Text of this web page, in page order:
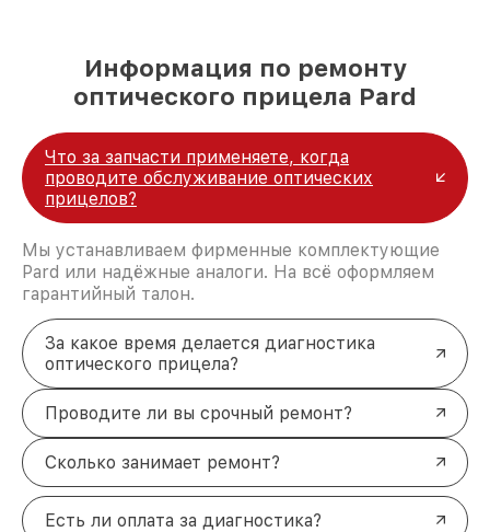
Информация по ремонту
оптического прицела Pard
Что за запчасти применяете, когда
проводите обслуживание оптических
прицелов?
Мы устанавливаем фирменные комплектующие
Pard или надёжные аналоги. На всё оформляем
гарантийный талон.
За какое время делается диагностика
оптического прицела?
Проводите ли вы срочный ремонт?
Сколько занимает ремонт?
Есть ли оплата за диагностика?